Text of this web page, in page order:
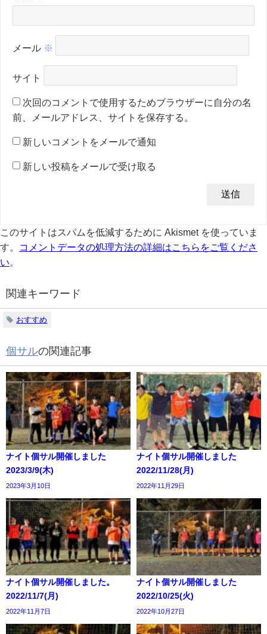
メール ※
サイト
次回のコメントで使用するためブラウザーに自分の名
前、メールアドレス、サイトを保存する。
新しいコメントをメールで通知
新しい投稿をメールで受け取る
このサイトはスパムを低減するために Akismet を使っていま
す。
コメントデータの処理方法の詳細はこちらをご覧くださ
い
関連キーワード
おすすめ
個サルの関連記事
ナイト個サル開催しました
2023/3/9(木)
2023年3月10日
ナイト個サル開催しました
2022/11/28(月)
2022年11月29日
ナイト個サル開催しました。
2022/11/7(月)
2022年11月7日
ナイト個サル開催しました
2022/10/25(火)
2022年10月27日